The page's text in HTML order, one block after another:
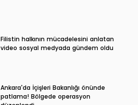
Filistin halkının mücadelesini anlatan
video sosyal medyada gündem oldu
Ankara'da İçişleri Bakanlığı önünde
patlama! Bölgede operasyon